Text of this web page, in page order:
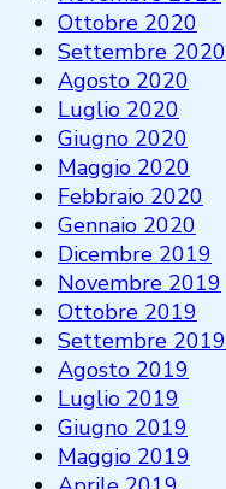
Ottobre 2020
Settembre 2020
Agosto 2020
Luglio 2020
Giugno 2020
Maggio 2020
Febbraio 2020
Gennaio 2020
Dicembre 2019
Novembre 2019
Ottobre 2019
Settembre 2019
Agosto 2019
Luglio 2019
Giugno 2019
Maggio 2019